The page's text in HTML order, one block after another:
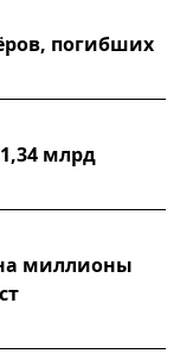
погибших
млрд
миллионы